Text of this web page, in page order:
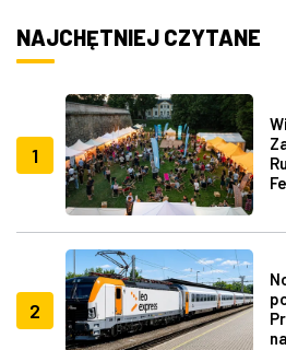
NAJCHĘTNIEJ CZYTANE
1
2